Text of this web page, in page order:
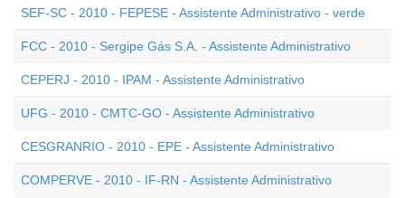
SEF-SC - 2010 - FEPESE - Assistente Administrativo - verde
FCC - 2010 - Sergipe Gás S.A. - Assistente Administrativo
CEPERJ - 2010 - IPAM - Assistente Administrativo
UFG - 2010 - CMTC-GO - Assistente Administrativo
CESGRANRIO - 2010 - EPE - Assistente Administrativo
COMPERVE - 2010 - IF-RN - Assistente Administrativo